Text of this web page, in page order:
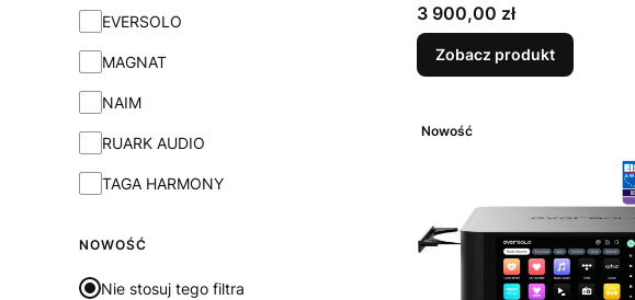
EVERSOLO
MAGNAT
NAIM
RUARK AUDIO
TAGA HARMONY
NOWOŚĆ
Nie stosuj tego filtra
Cena
3 900,00 zł
Zobacz produkt
Nowość